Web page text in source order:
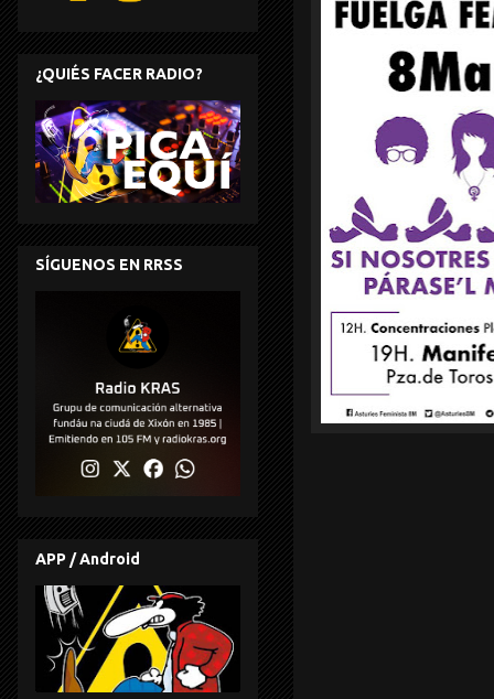
¿QUIÉS FACER RADIO?
SÍGUENOS EN RRSS
APP / Android